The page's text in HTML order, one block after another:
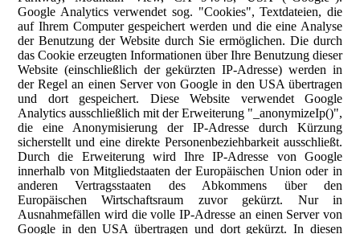
Google Analytics verwendet sog. "Cookies", Textdateien, die
auf Ihrem Computer gespeichert werden und die eine Analyse
der Benutzung der Website durch Sie ermöglichen. Die durch
das Cookie erzeugten Informationen über Ihre Benutzung dieser
Website (einschließlich der gekürzten IP-Adresse) werden in
der Regel an einen Server von Google in den USA übertragen
und dort gespeichert. Diese Website verwendet Google
Analytics ausschließlich mit der Erweiterung "_anonymizeIp()",
die eine Anonymisierung der IP-Adresse durch Kürzung
sicherstellt und eine direkte Personenbeziehbarkeit ausschließt.
Durch die Erweiterung wird Ihre IP-Adresse von Google
innerhalb von Mitgliedstaaten der Europäischen Union oder in
anderen Vertragsstaaten des Abkommens über den
Europäischen Wirtschaftsraum zuvor gekürzt. Nur in
Ausnahmefällen wird die volle IP-Adresse an einen Server von
Google in den USA übertragen und dort gekürzt. In diesen